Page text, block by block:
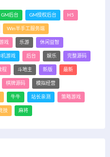
GM后台 GM授权后台 H5
Win半手工服务端
戏 乐游 休闲益智
机游戏 后台 娱乐 完整源码
程 斗地主 新版 最新
棋牌源码 模拟经营
牛牛 站长亲测 策略游戏
技 麻将